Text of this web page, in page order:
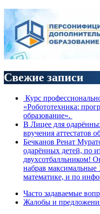
Свежие записи
Курс
«Робототехника:
образование».
В Лицее для
вручения аттестатов
Бечканов Ренат
одарённых детей, по
двухсотбалльником!
набрав максимальные
математике, и по
Часто задаваемые
Жалобы и